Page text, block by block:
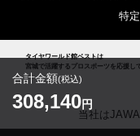
合計金額(税込)
308,140円
特
タイヤワールド館ベストは
宮城で活躍するプロスポーツを応援し
当社は